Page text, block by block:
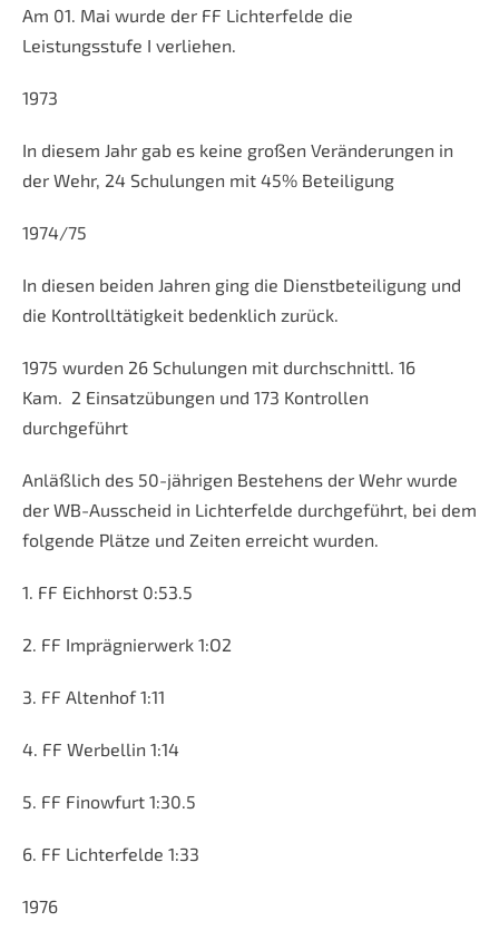
Am 01. Mai wurde der FF Lichterfelde die
Leistungsstufe I verliehen.
1973
In diesem Jahr gab es keine großen Veränderungen in
der Wehr, 24 Schulungen mit 45% Beteiligung
1974/75
In diesen beiden Jahren ging die Dienstbeteiligung und
die Kontrolltätigkeit bedenklich zurück.
1975 wurden 26 Schulungen mit durchschnittl. 16
Kam. 2 Einsatzübungen und 173 Kontrollen
durchgeführt
Anläßlich des 50-jährigen Bestehens der Wehr wurde
der WB-Ausscheid in Lichterfelde durchgeführt, bei dem
folgende Plätze und Zeiten erreicht wurden.
1. FF Eichhorst 0:53.5
2. FF Imprägnierwerk 1:O2
3. FF Altenhof 1:11
4. FF Werbellin 1:14
5. FF Finowfurt 1:30.5
6. FF Lichterfelde 1:33
1976